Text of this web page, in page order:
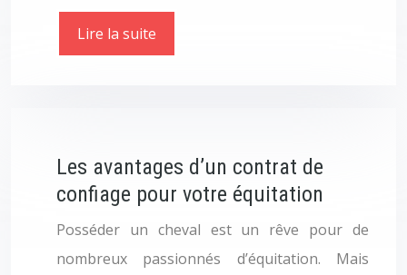
Lire la suite
Les avantages d’un contrat de
confiage pour votre équitation
Posséder un cheval est un rêve pour de
nombreux passionnés d’équitation. Mais